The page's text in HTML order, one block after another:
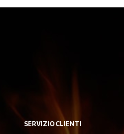
SERVIZIO CLIENTI